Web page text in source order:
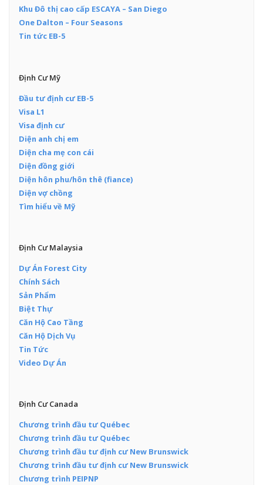
Khu Đô thị cao cấp ESCAYA – San Diego
One Dalton – Four Seasons
Tin tức EB-5
Định Cư Mỹ
Đầu tư định cư EB-5
Visa L1
Visa định cư
Diện anh chị em
Diện cha mẹ con cái
Diện đồng giới
Diện hôn phu/hôn thê (fiance)
Diện vợ chồng
Tìm hiểu về Mỹ
Định Cư Malaysia
Dự Án Forest City
Chính Sách
Sản Phẩm
Biệt Thự
Căn Hộ Cao Tầng
Căn Hộ Dịch Vụ
Tin Tức
Video Dự Án
Định Cư Canada
Chương trình đầu tư Québec
Chương trình đầu tư Québec
Chương trình đầu tư định cư New Brunswick
Chương trình đầu tư định cư New Brunswick
Chương trình PEIPNP